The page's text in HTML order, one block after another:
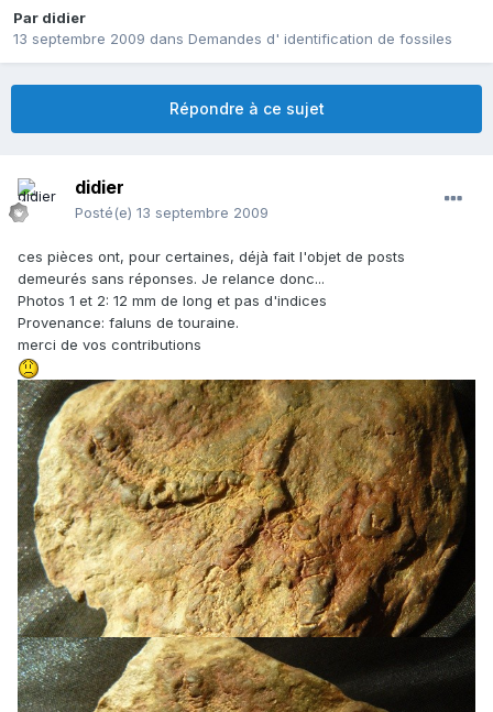
Par didier
13 septembre 2009 dans Demandes d' identification de fossiles
Répondre à ce sujet
didier
Posté(e) 13 septembre 2009
ces pièces ont, pour certaines, déjà fait l'objet de posts
demeurés sans réponses. Je relance donc...
Photos 1 et 2: 12 mm de long et pas d'indices
Provenance: faluns de touraine.
merci de vos contributions